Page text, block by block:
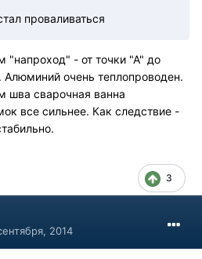
проваливаться
"напроход" - от точки "А" до
очень теплопроводен.
сварочная ванна
все сильнее. Как следствие -
3
2014